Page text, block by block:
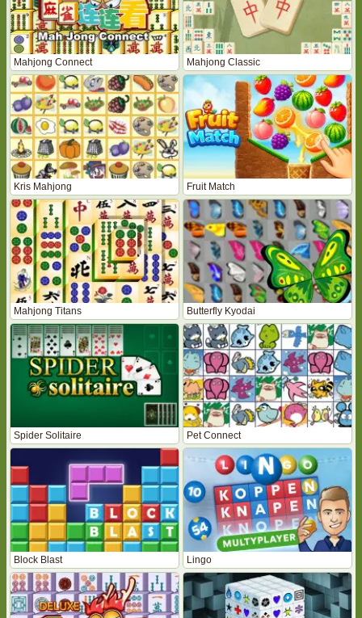
Mahjong Connect Mahjong Classic
Kris Mahjong Fruit Match
Mahjong Titans Butterfly Kyodai
Spider Solitaire Pet Connect
Block Blast Lingo